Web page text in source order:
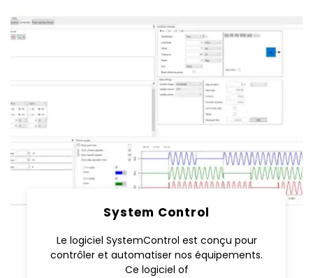
System Control
Le logiciel SystemControl est conçu pour
contrôler et automatiser nos équipements.
Ce logiciel of